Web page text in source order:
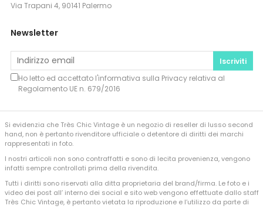
Via Trapani 4, 90141 Palermo
Newsletter
Iscriviti
Ho letto ed accettato l'informativa sulla Privacyrelativa al
Regolamento UE n. 679/2016
Si evidenzia che Très Chic Vintage è un negozio di reseller di lusso second
hand, non è pertanto rivenditore ufficiale o detentore di diritti dei marchi
rappresentati in foto.
I nostri articoli non sono contraffatti e sono di lecita provenienza, vengono
infatti sempre controllati prima della rivendita.
Tutti i diritti sono riservati alla ditta proprietaria del brand/firma. Le foto e i
video dei post all’ interno dei social e sito web vengono effettuate dallo staff
Très Chic Vintage, è pertanto vietata la riproduzione e l’utilizzo da parte di